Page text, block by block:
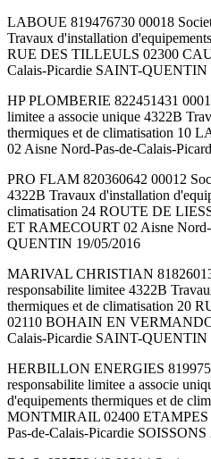
LABOUE 819476730 00018
Travaux d'installation
RUE DES TILLEULS 02300
Calais-Picardie SAINT-QUENTIN
HP PLOMBERIE 822451431
limitee a associe unique 4322B
thermiques et de climatisation 10
02 Aisne Nord-Pas-de-Calais-
PRO FLAM 820360642 00012
4322B Travaux d'installation
climatisation 24 ROUTE DE
ET RAMECOURT 02 Aisne
QUENTIN 19/05/2016
MARIVAL CHRISTIAN
responsabilite limitee 4322B
thermiques et de climatisation 20
02110 BOHAIN EN
Calais-Picardie SAINT-QUENTIN
HERBILLON ENERGIES
responsabilite limitee a associe
d'equipements thermiques et de
MONTMIRAIL 02400
Pas-de-Calais-Picardie